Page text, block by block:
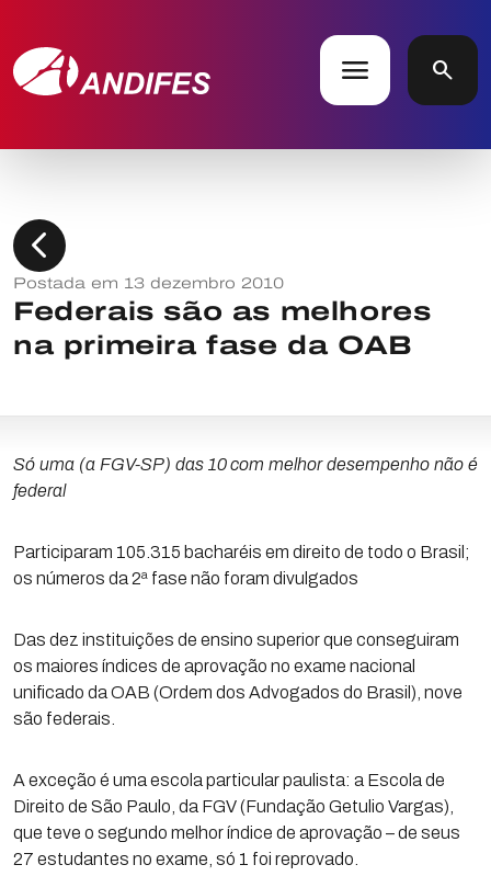
menu search
chevron_left
Postada em 13 dezembro 2010
Federais são as melhores
na primeira fase da OAB
Só uma (a FGV-SP) das 10 com melhor desempenho não é
federal
Participaram 105.315 bacharéis em direito de todo o Brasil;
os números da 2ª fase não foram divulgados
Das dez instituições de ensino superior que conseguiram
os maiores índices de aprovação no exame nacional
unificado da OAB (Ordem dos Advogados do Brasil), nove
são federais.
A exceção é uma escola particular paulista: a Escola de
Direito de São Paulo, da FGV (Fundação Getulio Vargas),
que teve o segundo melhor índice de aprovação – de seus
27 estudantes no exame, só 1 foi reprovado.